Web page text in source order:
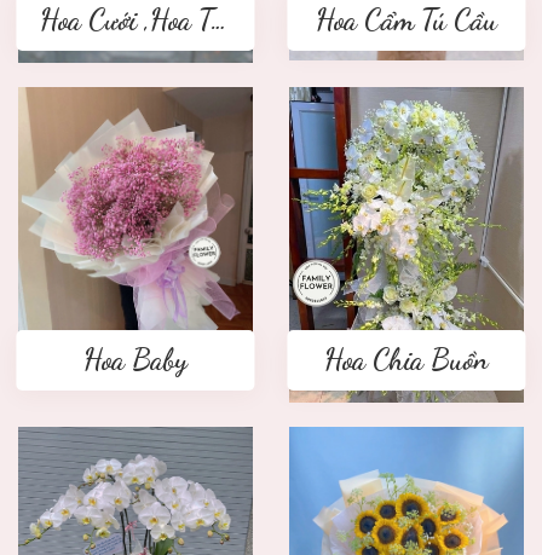
Hoa Cưới ,Hoa Tay Cầm Cô Dâu Hoa Cẩm Tú Cầu
Hoa Baby Hoa Chia Buồn